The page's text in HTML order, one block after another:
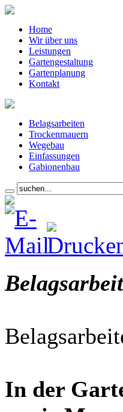
Home
Wir über uns
Leistungen
Gartengestaltung
Gartenplanung
Kontakt
Belagsarbeiten
Trockenmauern
Wegebau
Einfassungen
Gabionenbau
In der